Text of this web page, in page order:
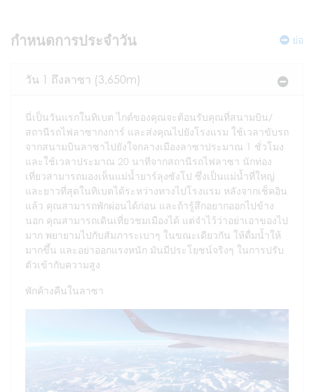
กำหนดการประจำวัน ย่อ
วัน 1 ถึงลาซา (3,650m)
นี่เป็นวันแรกในทิเบต ไกด์ของคุณจะต้อนรับคุณที่สนามบิน/
สถานีรถไฟลาซากงการ์ และส่งคุณไปยังโรงแรม ใช้เวลาขับรถ
จากสนามบินลาซาไปยังใจกลางเมืองลาซาประมาณ 1 ชั่วโมง
และใช้เวลาประมาณ 20 นาทีจากสถานีรถไฟลาซา นักท่อง
เที่ยวสามารถมองเห็นแม่น้ำยาร์ลุงซังโป ซึ่งเป็นแม่น้ำที่ใหญ่
และยาวที่สุดในทิเบตได้ระหว่างทางไปโรงแรม หลังจากเช็คอิน
แล้ว คุณสามารถพักผ่อนได้ก่อน และถ้ารู้สึกอยากออกไปข้าง
นอก คุณสามารถเดินเที่ยวชมเมืองได้ แต่จำไว้ว่าอย่าเอาของไป
มาก พยายามไปกับสัมภาระเบาๆ ในขณะเดียวกัน ให้ดื่มน้ำให้
มากขึ้น และอย่าออกแรงหนัก มันมีประโยชน์จริงๆ ในการปรับ
ตัวเข้ากับความสูง
พักค้างคืนในลาซา